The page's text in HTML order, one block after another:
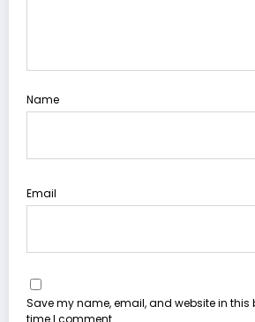
Name
Email
Save my name, email, and website in this
time I comment.